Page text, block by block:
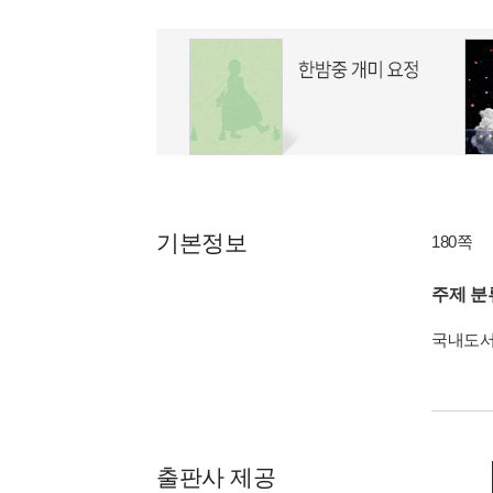
기본정보 180쪽
주제 분
국내도
출판사 제공